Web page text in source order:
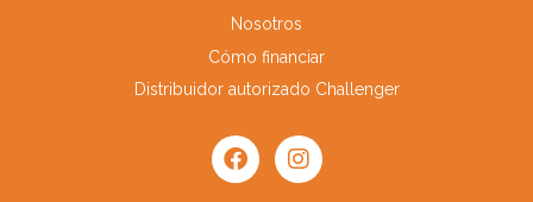
Nosotros
Cómo financiar
Distribuidor autorizado Challenger
F
a
I
n